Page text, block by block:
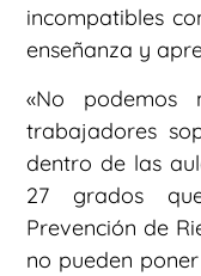
incompatibles
enseñanza y
«No podemos
trabajadores
dentro de las
27 grados
Prevención de
no pueden